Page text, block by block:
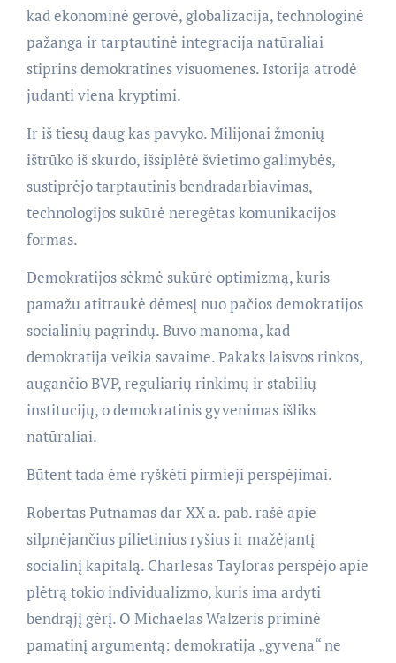
kad ekonominė gerovė, globalizacija, technologinė
pažanga ir tarptautinė integracija natūraliai
stiprins demokratines visuomenes. Istorija atrodė
judanti viena kryptimi.
Ir iš tiesų daug kas pavyko. Milijonai žmonių
ištrūko iš skurdo, išsiplėtė švietimo galimybės,
sustiprėjo tarptautinis bendradarbiavimas,
technologijos sukūrė neregėtas komunikacijos
formas.
Demokratijos sėkmė sukūrė optimizmą, kuris
pamažu atitraukė dėmesį nuo pačios demokratijos
socialinių pagrindų. Buvo manoma, kad
demokratija veikia savaime. Pakaks laisvos rinkos,
augančio BVP, reguliarių rinkimų ir stabilių
institucijų, o demokratinis gyvenimas išliks
natūraliai.
Būtent tada ėmė ryškėti pirmieji perspėjimai.
Robertas Putnamas dar XX a. pab. rašė apie
silpnėjančius pilietinius ryšius ir mažėjantį
socialinį kapitalą. Charlesas Tayloras perspėjo apie
plėtrą tokio individualizmo, kuris ima ardyti
bendrąjį gėrį. O Michaelas Walzeris priminė
pamatinį argumentą: demokratija „gyvena“ ne